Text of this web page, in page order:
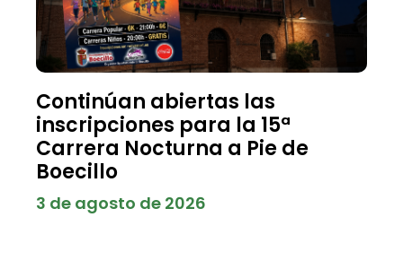
Continúan abiertas las
inscripciones para la 15ª
Carrera Nocturna a Pie de
Boecillo
3 de agosto de 2026